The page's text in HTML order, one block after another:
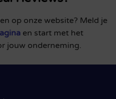
op onze website? Meld je
en start met het
jouw onderneming.